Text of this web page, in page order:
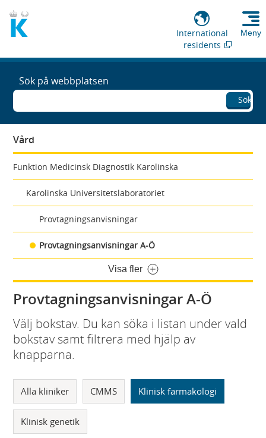
International
residents
Meny
Sök på webbplatsen
Sök
Vård
Funktion Medicinsk Diagnostik Karolinska
Karolinska Universitetslaboratoriet
Provtagningsanvisningar
Provtagningsanvisningar A-Ö
Visa fler
Provtagningsanvisningar A-Ö
Välj bokstav. Du kan söka i listan under vald
bokstav samt filtrera med hjälp av
knapparna.
Alla kliniker CMMS Klinisk farmakologi
Klinisk genetik